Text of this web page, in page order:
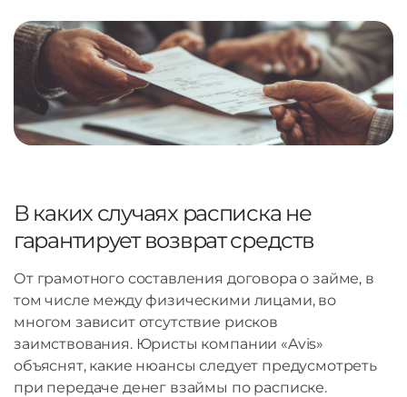
В каких случаях расписка не
гарантирует возврат средств
От грамотного составления договора о займе, в
том числе между физическими лицами, во
многом зависит отсутствие рисков
заимствования. Юристы компании «Avis»
объяснят, какие нюансы следует предусмотреть
при передаче денег взаймы по расписке.